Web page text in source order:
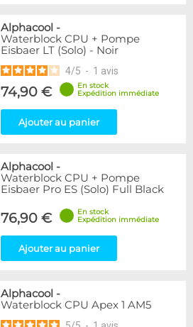
Alphacool -
Waterblock CPU + Pompe
Eisbaer LT (Solo) - Noir
4/5 - 1 avis
74,90 €
En stock
Expédition immédiate
Ajouter au panier
Alphacool -
Waterblock CPU + Pompe
Eisbaer Pro ES (Solo) Full Black
76,90 €
En stock
Expédition immédiate
Ajouter au panier
Alphacool -
Waterblock CPU Apex 1 AM5